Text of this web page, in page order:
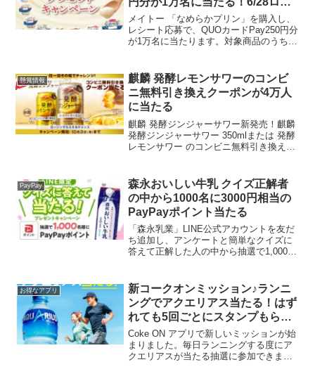
ソンお試し引換券にあり
メイトー 「なめらかプリン」を購入し、
レシート応募で、QUOカードPay250円分
が1万名に当たります。対象商品のうちい
パーでは1個100円くらいかな？6/28 ...
懸賞情報
麒麟 発酵レモンサワーのコンビ
ニ無料引き換えクーポンが4万人
に当たる
麒麟 発酵ジンジャーサワー新発売！麒麟
発酵ジンジャーサワー 350mlまたは 発酵
レモンサワー のコンビニ無料引き換えク
で■クーポン引...
PayPay
森永おいしい牛乳 クイズ正解者
の中から1000名に3000円相当の
PayPayポイント当たる
「森永乳業」LINE公式アカウントを友だ
ち追加し、アンケートと簡単なクイズに
答えて正解した人の中から抽選で1,000名
されます。応募期間3/9~ 4/30...
お得なアプリ
新コークオンミッション♪ランニ
ングでアクエリアス当たる！はず
れても5回ごとにスタンプもらえ
る
Coke ON アプリで新しいミッションが始
まりました。毎日ランニングする度にア
クエリアスが当たる抽選に参加できま